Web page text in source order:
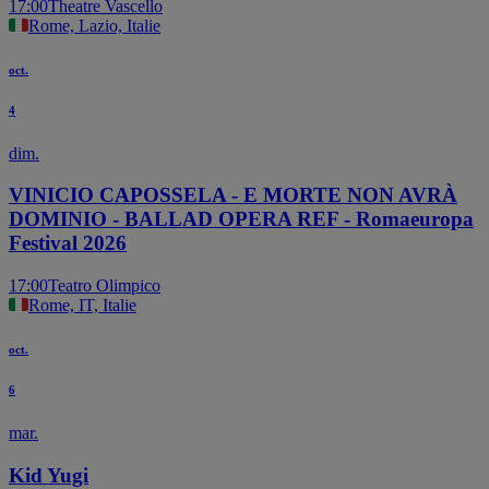
17:00Theatre Vascello
Rome, Lazio, Italie
oct.
4
dim.
VINICIO CAPOSSELA - E MORTE NON AVRÀ
DOMINIO - BALLAD OPERA REF - Romaeuropa
Festival 2026
17:00Teatro Olimpico
Rome, IT, Italie
oct.
6
mar.
Kid Yugi